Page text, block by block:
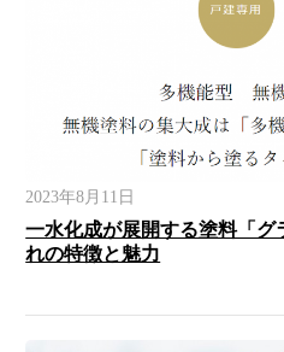
2023年8月11日
一水化成が展開する塗料「
れの特徴と魅力